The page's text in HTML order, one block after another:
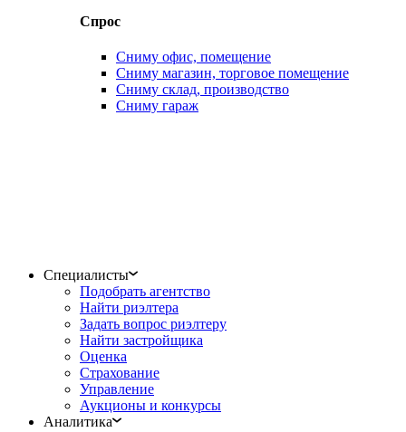
Спрос
Сниму офис, помещение
Сниму магазин, торговое помещение
Сниму склад, производство
Сниму гараж
Специалисты
Подобрать агентство
Найти риэлтера
Задать вопрос риэлтеру
Найти застройщика
Оценка
Страхование
Управление
Аукционы и конкурсы
Аналитика